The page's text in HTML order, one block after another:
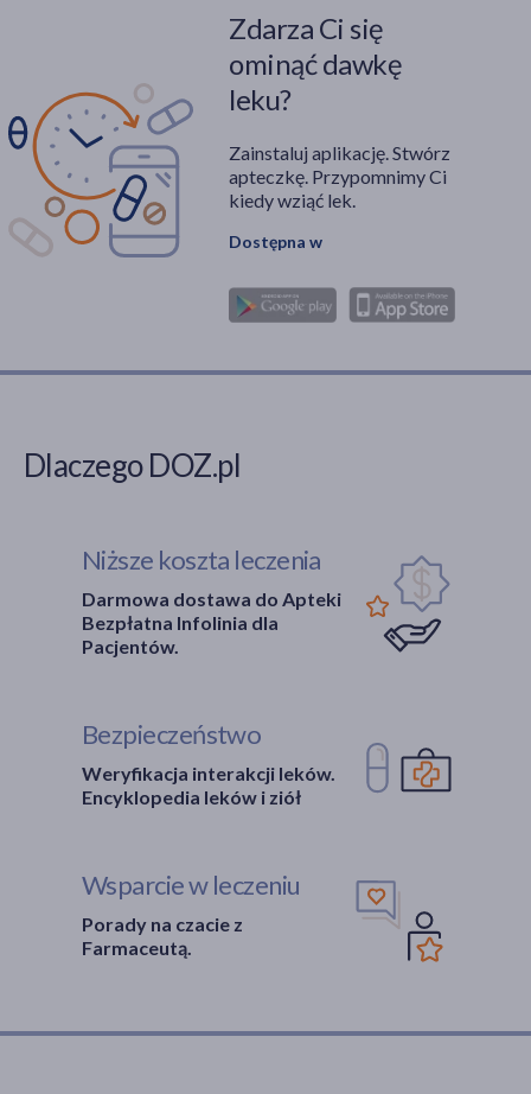
Zdarza Ci się
ominąć dawkę
leku?
Zainstaluj aplikację. Stwórz
apteczkę. Przypomnimy Ci
kiedy wziąć lek.
Dostępna w
Dlaczego DOZ.pl
Niższe koszta leczenia
Darmowa dostawa do Apteki
Bezpłatna Infolinia dla
Pacjentów.
Bezpieczeństwo
Weryfikacja interakcji leków.
Encyklopedia leków i ziół
Wsparcie w leczeniu
Porady na czacie z
Farmaceutą.